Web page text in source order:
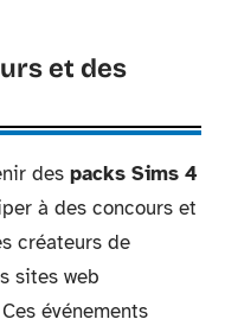
et des
des packs Sims 4
à des concours et
créateurs de
sites web
événements